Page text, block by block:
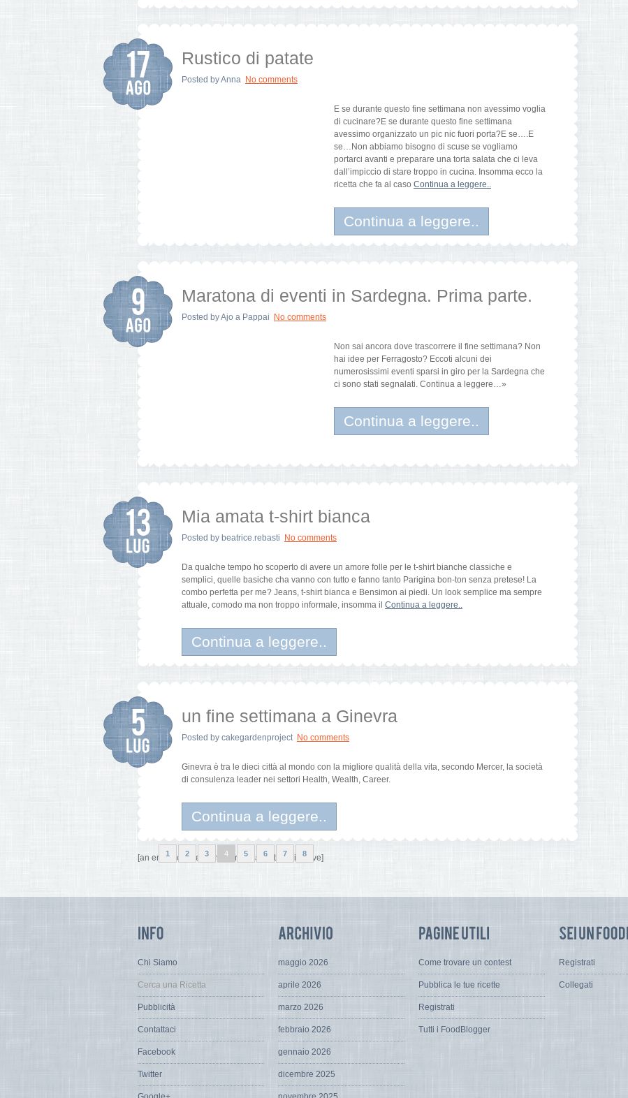
Rustico di patate
Posted byAnna No comments
E se durante questo fine settimana non avessimo voglia
di cucinare?E se durante questo fine settimana
avessimo organizzato un pic nic fuori porta?E se….E
se…Non abbiamo bisogno di scuse se vogliamo
portarci avanti e preparare una torta salata che ci leva
dall’impiccio di stare troppo in cucina. Insomma ecco la
ricetta che fa al caso Continua a leggere..
Continua a leggere..
Maratona di eventi in Sardegna. Prima parte.
Posted byAjo a Pappai No comments
Non sai ancora dove trascorrere il fine settimana? Non
hai idee per Ferragosto? Eccoti alcuni dei
numerosissimi eventi sparsi in giro per la Sardegna che
ci sono stati segnalati. Continua a leggere…»
Continua a leggere..
Mia amata t-shirt bianca
Posted by beatrice.rebasti No comments
Da qualche tempo ho scoperto di avere un amore folle per le t-shirt bianche classiche e
semplici, quelle basiche cha vanno con tutto e fanno tanto Parigina bon-ton senza pretese! La
combo perfetta per me? Jeans, t-shirt bianca e Bensimon ai piedi. Un look semplice ma sempre
attuale, comodo ma non troppo informale, insomma il Continua a leggere..
Continua a leggere..
un fine settimana a Ginevra
Posted by cakegardenproject No comments
Ginevra è tra le dieci città al mondo con la migliore qualità della vita, secondo Mercer, la società
di consulenza leader nei settori Health, Wealth, Career.
Continua a leggere..
1 2 3 4 5 6 7 8
[an error occurred while processing this directive]
Chi Siamo
Cerca una Ricetta
Pubblicità
Contattaci
Facebook
Twitter
maggio 2026
aprile 2026
marzo 2026
febbraio 2026
gennaio 2026
dicembre 2025
Come trovare un contest
Pubblica le tue ricette
Registrati
Tutti i FoodBlogger
Registrati
Collegati